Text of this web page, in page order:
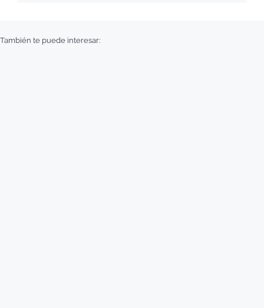
También te puede interesar: